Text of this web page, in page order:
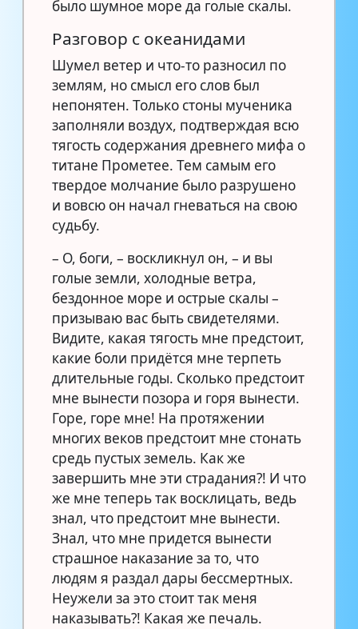
было шумное море да голые скалы.
Разговор с океанидами
Шумел ветер и что-то разносил по
землям, но смысл его слов был
непонятен. Только стоны мученика
заполняли воздух, подтверждая всю
тягость содержания древнего мифа о
титане Прометее. Тем самым его
твердое молчание было разрушено
и вовсю он начал гневаться на свою
судьбу.
– О, боги, – воскликнул он, – и вы
голые земли, холодные ветра,
бездонное море и острые скалы –
призываю вас быть свидетелями.
Видите, какая тягость мне предстоит,
какие боли придётся мне терпеть
длительные годы. Сколько предстоит
мне вынести позора и горя вынести.
Горе, горе мне! На протяжении
многих веков предстоит мне стонать
средь пустых земель. Как же
завершить мне эти страдания?! И что
же мне теперь так восклицать, ведь
знал, что предстоит мне вынести.
Знал, что мне придется вынести
страшное наказание за то, что
людям я раздал дары бессмертных.
Неужели за это стоит так меня
наказывать?! Какая же печаль.